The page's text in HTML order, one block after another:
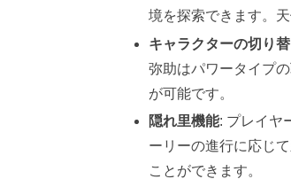
境を探索できます。
キャラクターの切り替
弥助はパワータイプ
が可能です。
隠れ里機能: プレイヤ
ーリーの進行に応じ
ことができます。